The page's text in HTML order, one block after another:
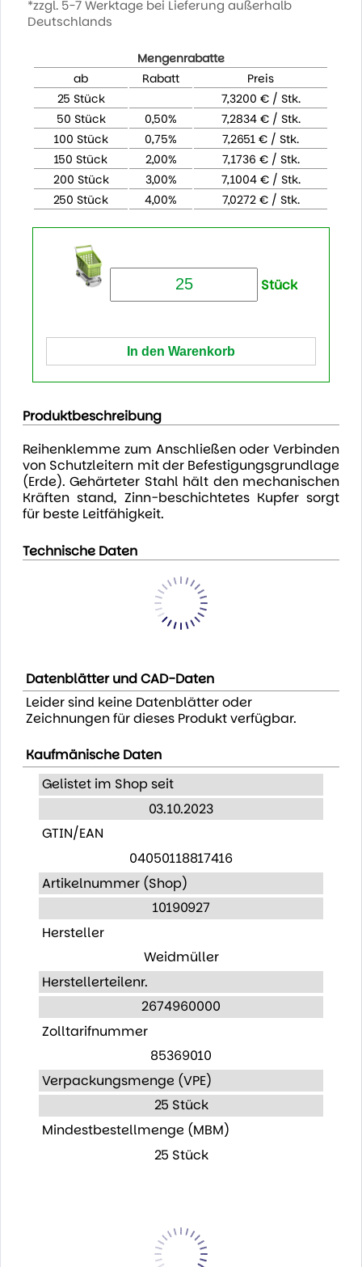
*zzgl. 5-7 Werktage bei Lieferung außerhalb
Deutschlands
Mengenrabatte
ab
Rabatt
Preis
25 Stück
7,3200 € / Stk.
50 Stück
0,50%
7,2834 € / Stk.
100 Stück
0,75%
7,2651 € / Stk.
150 Stück
2,00%
7,1736 € / Stk.
200 Stück
3,00%
7,1004 € / Stk.
250 Stück
4,00% 7,0272 € / Stk.
Stück
Produktbeschreibung
Reihenklemme zum Anschließen oder Verbinden
von Schutzleitern mit der Befestigungsgrundlage
(Erde). Gehärteter Stahl hält den mechanischen
Kräften stand, Zinn-beschichtetes Kupfer sorgt
für beste Leitfähigkeit.
Technische Daten
Datenblätter und CAD-Daten
Leider sind keine Datenblätter oder
Zeichnungen für dieses Produkt verfügbar.
Kaufmänische Daten
Gelistet im Shop seit
03.10.2023
GTIN/EAN
04050118817416
Artikelnummer (Shop)
10190927
Hersteller
Weidmüller
Herstellerteilenr.
2674960000
Zolltarifnummer
85369010
Verpackungsmenge (VPE)
25 Stück
Mindestbestellmenge (MBM)
25 Stück